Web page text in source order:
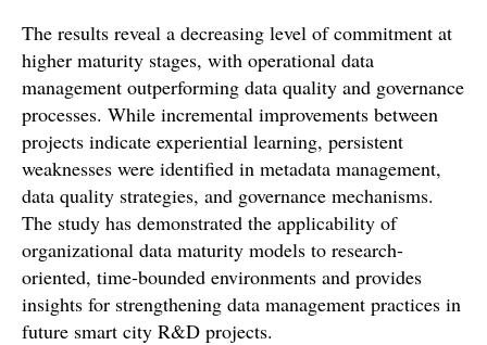
The results reveal a decreasing level of commitment at
higher maturity stages, with operational data
management outperforming data quality and governance
processes. While incremental improvements between
projects indicate experiential learning, persistent
weaknesses were identified in metadata management,
data quality strategies, and governance mechanisms.
The study has demonstrated the applicability of
organizational data maturity models to research-
oriented, time-bounded environments and provides
insights for strengthening data management practices in
future smart city R&D projects.